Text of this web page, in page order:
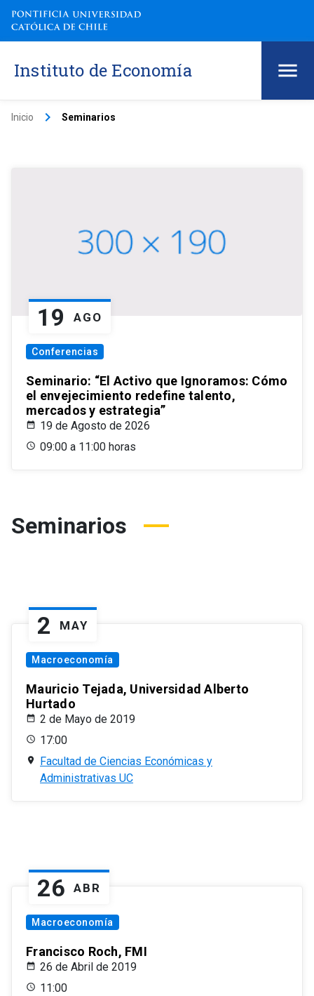
Instituto de Economía
Inicio keyboard_arrow_right Seminarios
19 AGO
Conferencias
Seminario: “El Activo que Ignoramos: Cómo
el envejecimiento redefine talento,
mercados y estrategia”
19 de Agosto de 2026
09:00 a 11:00 horas
Seminarios
2 MAY
Macroeconomía
Mauricio Tejada, Universidad Alberto
Hurtado
2 de Mayo de 2019
17:00
Facultad de Ciencias Económicas y
Administrativas UC
26 ABR
Macroeconomía
Francisco Roch, FMI
26 de Abril de 2019
11:00